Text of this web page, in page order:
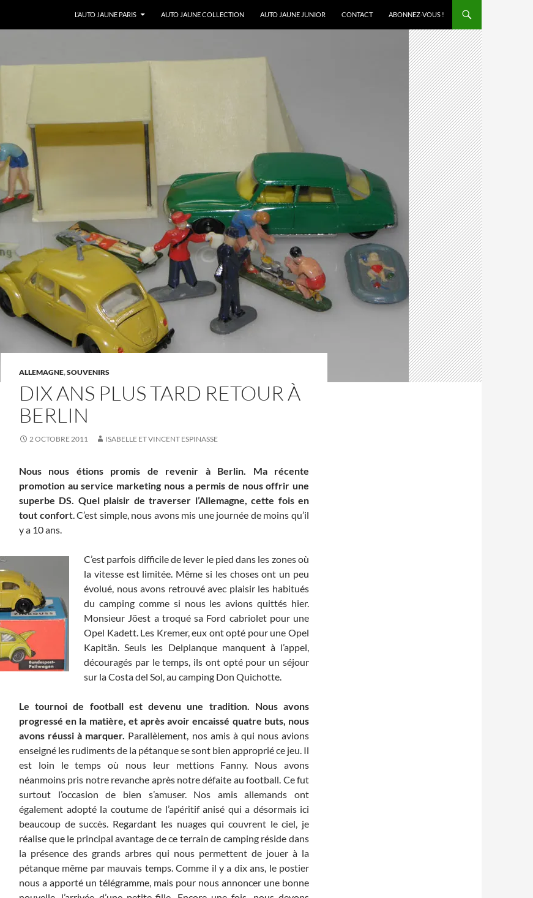
L’AUTO JAUNE PARIS
AUTO JAUNE COLLECTION AUTO JAUNE JUNIOR CONTACT ABONNEZ-VOUS !
ALLEMAGNE,SOUVENIRS
DIX ANS PLUS TARD RETOUR À
BERLIN
2 OCTOBRE 2011 ISABELLE ET VINCENT ESPINASSE
Nous nous étions promis de revenir à Berlin. Ma récente
promotion au service marketing nous a permis de nous offrir une
superbe DS. Quel plaisir de traverser l’Allemagne, cette fois en
tout confort. C’est simple, nous avons mis une journée de moins qu’il
y a 10 ans.
C’est parfois difficile de lever le pied dans les zones où
la vitesse est limitée. Même si les choses ont un peu
évolué, nous avons retrouvé avec plaisir les habitués
du camping comme si nous les avions quittés hier.
Monsieur Jöest a troqué sa Ford cabriolet pour une
Opel Kadett. Les Kremer, eux ont opté pour une Opel
Kapitän. Seuls les Delplanque manquent à l’appel,
découragés par le temps, ils ont opté pour un séjour
sur la Costa del Sol, au camping Don Quichotte.
Le tournoi de football est devenu une tradition. Nous avons
progressé en la matière, et après avoir encaissé quatre buts, nous
avons réussi à marquer. Parallèlement, nos amis à qui nous avions
enseigné les rudiments de la pétanque se sont bien approprié ce jeu. Il
est loin le temps où nous leur mettions Fanny. Nous avons
néanmoins pris notre revanche après notre défaite au football. Ce fut
surtout l’occasion de bien s’amuser. Nos amis allemands ont
également adopté la coutume de l’apéritif anisé qui a désormais ici
beaucoup de succès. Regardant les nuages qui couvrent le ciel, je
réalise que le principal avantage de ce terrain de camping réside dans
la présence des grands arbres qui nous permettent de jouer à la
pétanque même par mauvais temps. Comme il y a dix ans, le postier
nous a apporté un télégramme, mais pour nous annoncer une bonne